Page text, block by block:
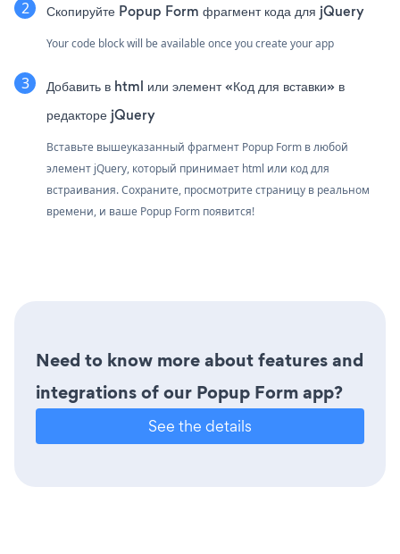
Скопируйте Popup Form фрагмент кода для jQuery
Your code block will be available once you create your app
Добавить в html или элемент «Код для вставки» в
редакторе jQuery
Вставьте вышеуказанный фрагмент Popup Form в любой
элемент jQuery, который принимает html или код для
встраивания. Сохраните, просмотрите страницу в реальном
времени, и ваше Popup Form появится!
Need to know more about features and
integrations of our Popup Form app?
See the details